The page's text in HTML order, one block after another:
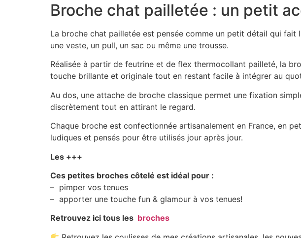
Broche chat pailletée : un petit
La broche chat pailletée est pensée comme un petit détail qui
une veste, un pull, un sac ou même une trousse.
Réalisée à partir de feutrine et de flex thermocollant pailleté, la
touche brillante et originale tout en restant facile à intégrer au
Au dos, une attache de broche classique permet une fixation
discrètement tout en attirant le regard.
Chaque broche est confectionnée artisanalement en France, en
ludiques et pensés pour être utilisés jour après jour.
Les +++
Ces petites broches côtelé est idéal pour :
– pimper vos tenues
– apporter une touche fun & glamour à vos tenues!
Retrouvez ici tous les broches